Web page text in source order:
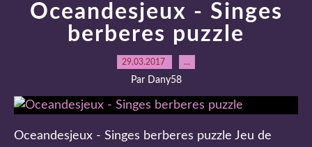
Oceandesjeux - Singes
berberes puzzle
29.03.2017 …
Par Dany58
Oceandesjeux - Singes berberes puzzle Jeu de